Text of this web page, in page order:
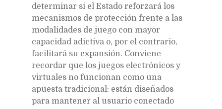
determinar si el Estado reforzará los
mecanismos de protección frente a las
modalidades de juego con mayor
capacidad adictiva o, por el contrario,
facilitará su expansión. Conviene
recordar que los juegos electrónicos y
virtuales no funcionan como una
apuesta tradicional: están diseñados
para mantener al usuario conectado